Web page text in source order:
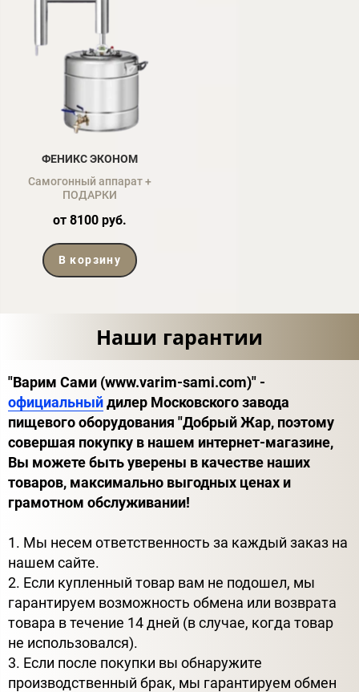
ФЕНИКС ЭКОНОМ
Самогонный аппарат +
ПОДАРКИ
от 8100 руб.
В корзину
Наши гарантии
"Варим Сами (www.varim-sami.com)" -
официальныйдилер Московского завода
пищевого оборудования "Добрый Жар, поэтому
совершая покупку в нашем интернет-магазине,
Вы можете быть уверены в качестве наших
товаров, максимально выгодных ценах и
грамотном обслуживании!
1. Мы несем ответственность за каждый заказ на
нашем сайте.
2. Если купленный товар вам не подошел, мы
гарантируем возможность обмена или возврата
товара в течение 14 дней (в случае, когда товар
не использовался).
3. Если после покупки вы обнаружите
производственный брак, мы гарантируем обмен